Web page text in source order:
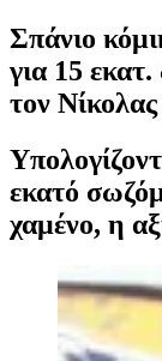
Σπάνιο
για 15
τον
εκατό
χαμένο, η